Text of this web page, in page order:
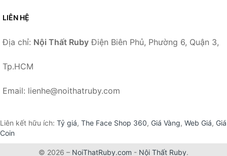
LIÊN HỆ
Địa chỉ: Nội Thất Ruby Điện Biên Phủ, Phường 6, Quận 3,
Tp.HCM
Email: lienhe@noithatruby.com
Liên kết hữu ích: Tỷ giá, The Face Shop 360, Giá Vàng, Web Giá, Giá
Coin
© 2026 – NoiThatRuby.com - Nội Thất Ruby.